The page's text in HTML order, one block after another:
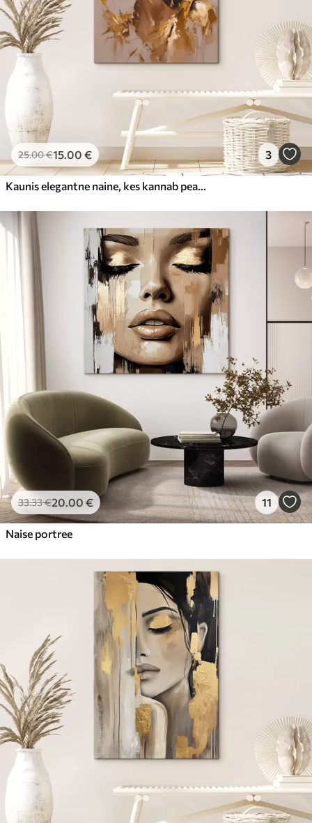
25.00€15.00 € 3
Kaunis elegantne naine, kes kannab peakatet
33.33€20.00 € 11
Naise portree